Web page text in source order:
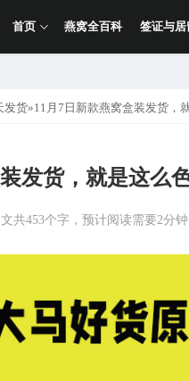
首页 燕窝全百科 签证与居
发货»11月7日新款燕窝盒装发货，
发货，就是这么
共453个字，预计阅读需要2分钟